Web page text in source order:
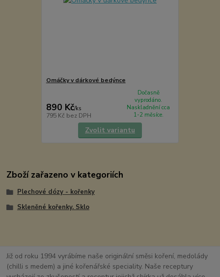
Omáčky v dárkové bedýnce
890 Kč/ks
795 Kč bez DPH
Dočasně
vyprodáno.
Naskladnění cca
1-2 měsíce.
Zvolit variantu
Zboží zařazeno v kategoriích
Plechové dózy - kořenky
Skleněné kořenky. Sklo
Již od roku 1994 vyrábíme naše originální směsi koření, medolády
(chilli s medem) a jiné kořenářské speciality. Naše receptury